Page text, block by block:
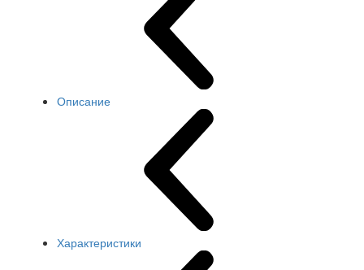
Описание
Характеристики